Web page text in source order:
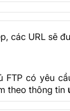
các URL sẽ
có yêu
theo thông tin